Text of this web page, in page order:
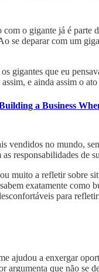
o gigante já é parte
se deparar com um
gigantes que eu
e ainda assim o
a Business
vendidos no mundo,
responsabilidades de
muito a refletir sobre
exatamente como
para
ajudou a enxergar
argumenta que não se